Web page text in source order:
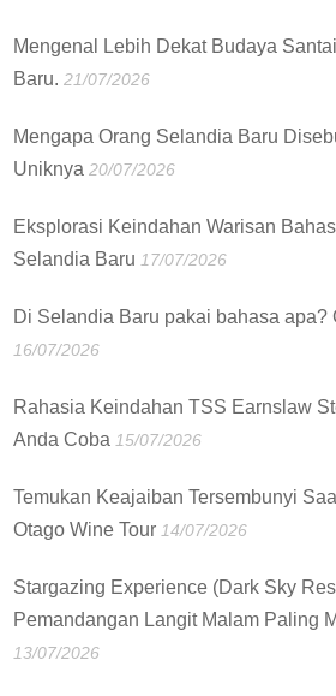
Mengenal Lebih Dekat Budaya
Baru. 21/07/2026
Mengapa Orang Selandia Baru
Uniknya 20/07/2026
Eksplorasi Keindahan Warisan
Selandia Baru 17/07/2026
Di Selandia Baru pakai bahasa apa?
16/07/2026
Rahasia Keindahan TSS Earnslaw
Anda Coba 15/07/2026
Temukan Keajaiban Tersembunyi
Otago Wine Tour 14/07/2026
Stargazing Experience (Dark Sky
Pemandangan Langit Malam Paling
13/07/2026